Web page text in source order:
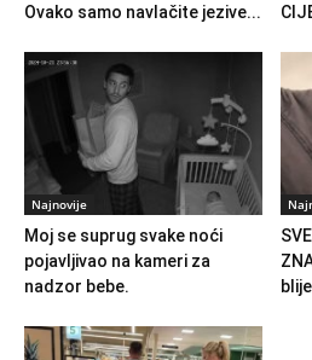
Ovako samo navlačite jezive...
Najnovije
Moj se suprug svake noći
pojavljivao na kameri za
nadzor bebe.